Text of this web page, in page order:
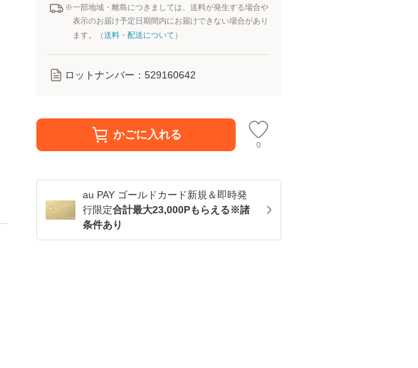
※一部地域・離島につきましては、送料が発生する場合や
表示のお届け予定日期間内にお届けできない場合があり
ます。（送料・配送について ）
ロットナンバー： 529160642
かごに入れる
0
au PAY ゴールドカード新規＆即時発
行限定合計最大23,000Pもらえる※諸
条件あり